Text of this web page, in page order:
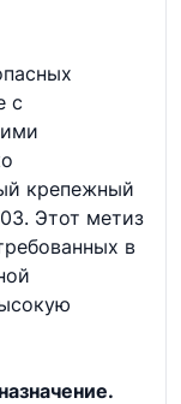
с
крепежный
Этот метиз
в